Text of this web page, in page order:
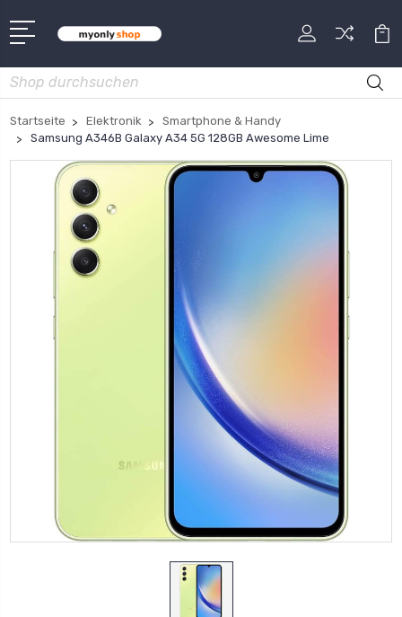
Suche
Startseite Elektronik
Smartphone & Handy
Samsung A346B Galaxy A34 5G 128GB Awesome Lime